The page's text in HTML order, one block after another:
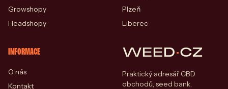
Growshopy
Headshopy
Plzeň
Liberec
INFORMACE
O nás
Kontakt
WEED·CZ
Praktický adresář CBD
obchodů, seed bank,